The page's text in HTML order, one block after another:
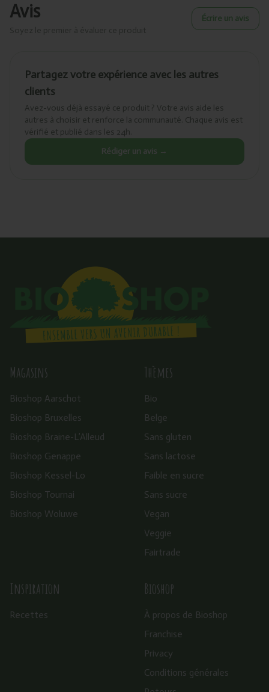
Avis Écrire un avis
Partagez votre expérience avec les autres
clients
Avez-vous déjà essayé ce produit ? Votre avis aide les
autres à choisir et renforce la communauté. Chaque avis est
vérifié et publié dans les 24h.
Rédiger un avis →
Magasins
Bioshop Aarschot
Bioshop Bruxelles
Bioshop Braine-L’Alleud
Bioshop Genappe
Bioshop Kessel-Lo
Bioshop Tournai
Bioshop Woluwe
Thèmes
Bio
Belge
Sans gluten
Sans lactose
Faible en sucre
Sans sucre
Vegan
Veggie
Fairtrade
Inspiration
Recettes
Bioshop
À propos de Bioshop
Franchise
Privacy
Conditions générales